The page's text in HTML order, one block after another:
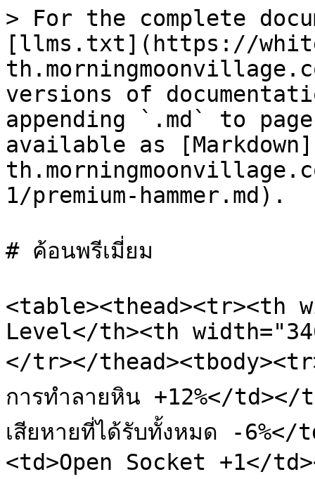
> For the complete
[llms.txt](https://
versions of
appending `.md` to
available as
1/premium-hammer.md).
# ค้อนพรีเมี่ยม
<table><thead><tr><th
Level</th><th
</tr></
การทำลายหิน +12%</
เสียหายที่ได้รับทั้งหมด -
<td>Open Socket +1</